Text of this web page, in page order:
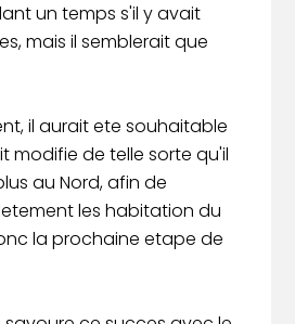
un temps s'il y avait
mais il semblerait que
il aurait ete souhaitable
modifie de telle sorte qu'il
au Nord, afin de
les habitation du
la prochaine etape de